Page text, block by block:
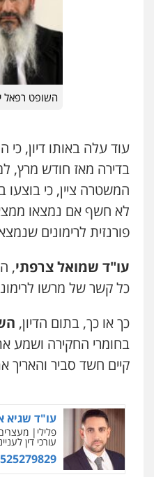
השופט רפאל
עוד עלה באותו דיון,
בדירה מאז חודש מרץ,
המשטרה ציין, כי בוצעו
לא חשף אם נמצאו
פורנזית לרימונים
עו"ד שמואל צרפתי,
כל קשר של מרשו
כך או כך, בתום הדיון,
בחומרי החקירה ושמע
קיים חשד סביר והאריך את
עו"ד אבי
פלילי
ויקי
קורל קרוז
משפט פלילי
פלילי
ומעצרים
עו"ד תומר
פלילי
חמורה
עו"ד שגיא
פלילי
עורכי דין